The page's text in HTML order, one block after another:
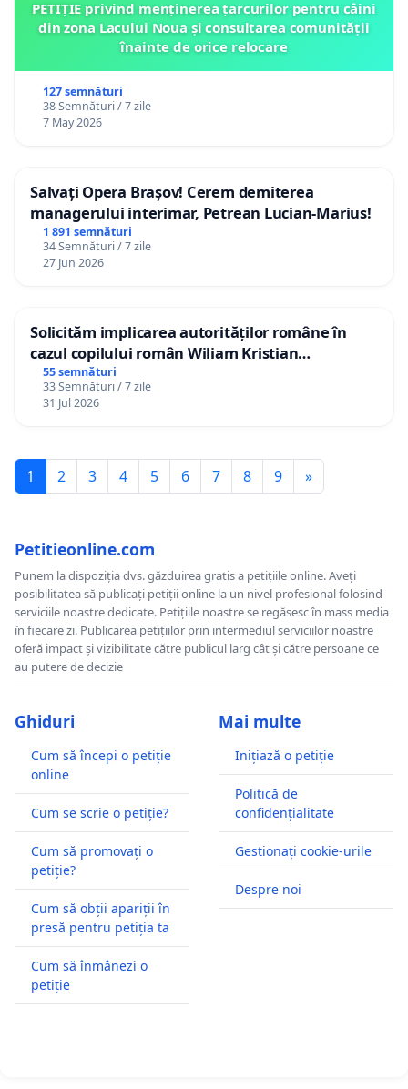
PETIȚIE privind menținerea țarcurilor pentru câini
din zona Lacului Noua și consultarea comunității
înainte de orice relocare
127 semnături
38 Semnături / 7 zile
7 May 2026
Salvați Opera Brașov! Cerem demiterea
managerului interimar, Petrean Lucian-Marius!
1 891 semnături
34 Semnături / 7 zile
27 Jun 2026
Solicităm implicarea autorităților române în
cazul copilului român Wiliam Kristian
Gheorghe, aflat în plasament în Danemarca de
12 ani
55 semnături
33 Semnături / 7 zile
31 Jul 2026
1 2 3 4 5 6 7 8 9 »
Petitieonline.com
Punem la dispoziția dvs. găzduirea gratis a petițiile online. Aveți
posibilitatea să publicați petiții online la un nivel profesional folosind
serviciile noastre dedicate. Petițiile noastre se regăsesc în mass media
în fiecare zi. Publicarea petițiilor prin intermediul serviciilor noastre
oferă impact și vizibilitate către publicul larg cât și către persoane ce
au putere de decizie
Ghiduri
Cum să începi o petiție
online
Cum se scrie o petiție?
Cum să promovați o
petiție?
Cum să obții apariții în
presă pentru petiția ta
Cum să înmânezi o
petiție
Mai multe
Inițiază o petiție
Politică de
confidențialitate
Gestionați cookie-urile
Despre noi